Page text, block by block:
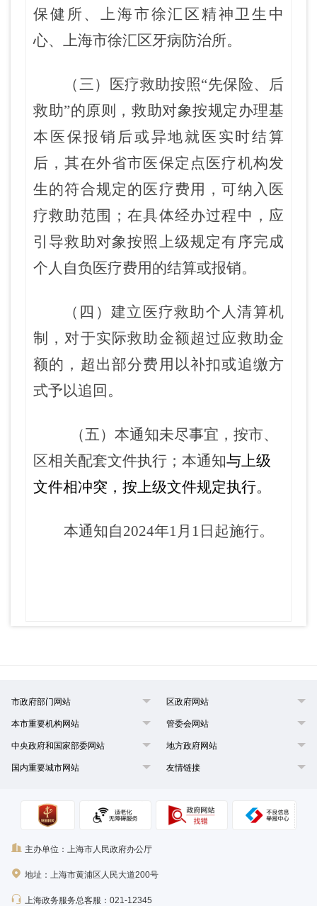
保健所、上海市徐汇区精神卫生中
心、上海市徐汇区牙病防治所。
（三）
医疗救助按照“先保险、后
救助”的原则，救助对象按规定办理基
本医保报销后或异地就医实时结算
后，其在外省市医保定点医疗机构发
生的符合规定的医疗费用，可纳入医
疗救助范围 ；在具体经办过程中，应
引导救助对象按照上级规定有序完成
个人自负医疗费用的结算或报销。
（四）建立医疗救助个人清算机
制，对于实际救助金额超过应救助金
额的，超出部分费用以补扣或追缴方
式予以追回。
（五）本通知未尽事宜，按市、
区相关配套文件执行；本通知与上级
文件相冲突，按上级文件规定执行。
本通知自2024年1月1日起施行。
市政府部门网站 区政府网站
本市重要机构网站 管委会网站
中央政府和国家部委网站 地方政府网站
国内重要城市网站 友情链接
主办单位：上海市人民政府办公厅
地址：上海市黄浦区人民大道200号
上海政务服务总客服：021-12345